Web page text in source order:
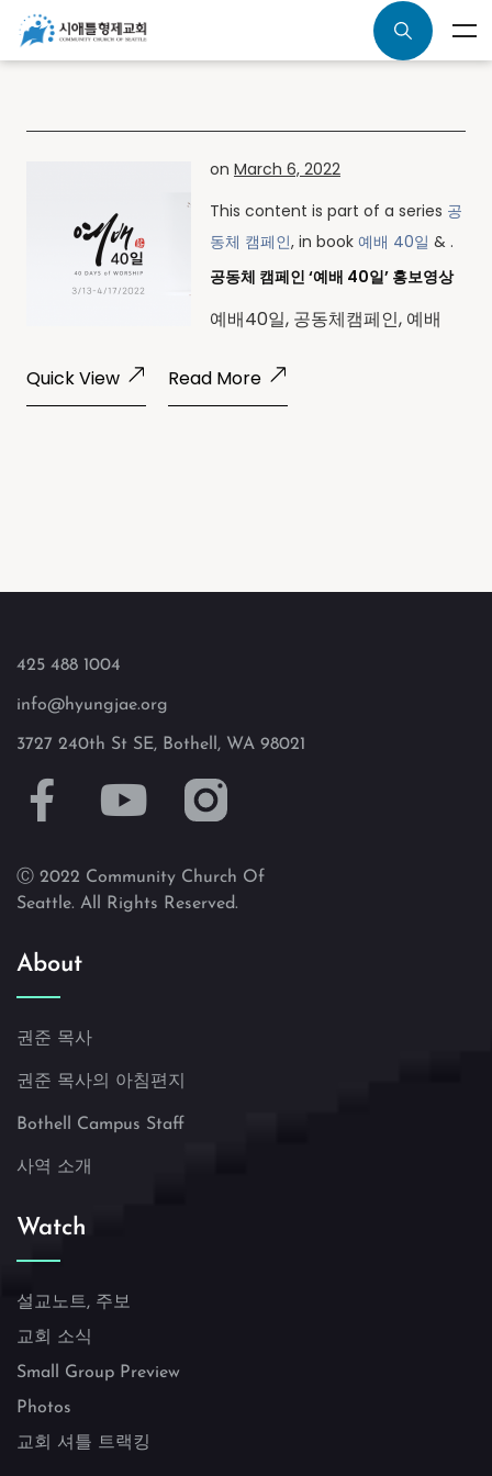
on March 6, 2022
This content is part of a series 공
동체 캠페인, in book 예배 40일 & .
공동체 캠페인 ‘예배 40일’ 홍보영상
예배40일, 공동체캠페인, 예배
Quick View Read More
425 488 1004
info@hyungjae.org
3727 240th St SE, Bothell, WA 98021
Ⓒ 2022 Community Church Of
Seattle. All Rights Reserved.
About
권준 목사
권준 목사의 아침편지
Bothell Campus Staff
사역 소개
Watch
설교노트, 주보
교회 소식
Small Group Preview
Photos
교회 셔틀 트랙킹